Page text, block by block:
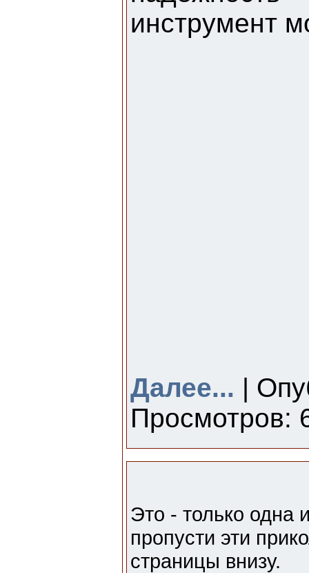
инструмент
Далее... |
Просмотров:
Это - только одна
пропусти эти
страницы внизу.